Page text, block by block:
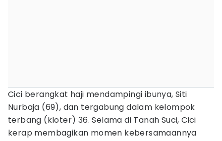
Cici berangkat haji mendampingi ibunya, Siti
Nurbaja (69), dan tergabung dalam kelompok
terbang (kloter) 36. Selama di Tanah Suci, Cici
kerap membagikan momen kebersamaannya